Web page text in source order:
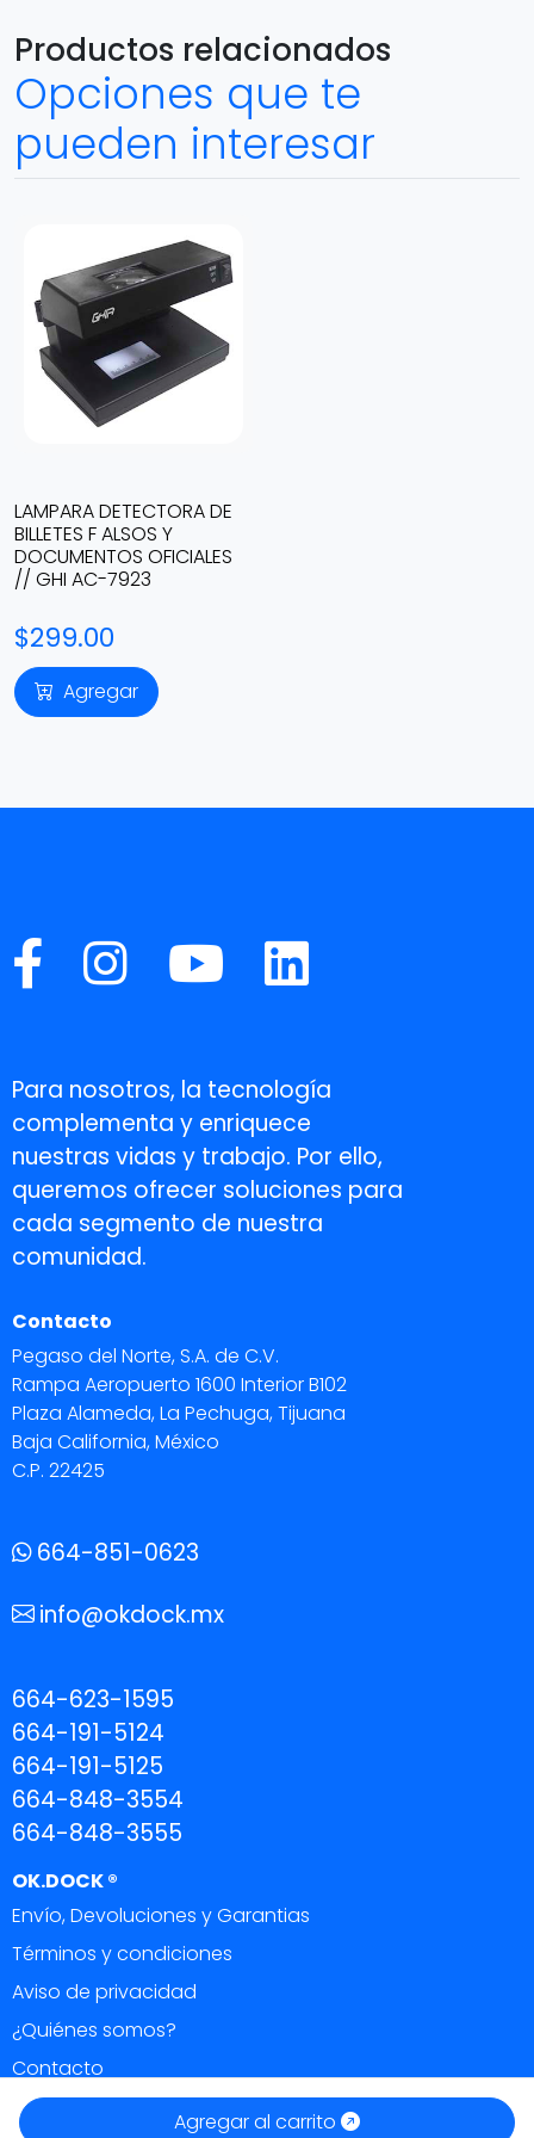
Agregar al carrito
Productos relacionados
Opciones que te
pueden interesar
LAMPARA DETECTORA DE
BILLETES F ALSOS Y
DOCUMENTOS OFICIALES
// GHI AC-7923
$299.00
Agregar
Para nosotros, la tecnología
complementa y enriquece
nuestras vidas y trabajo. Por ello,
queremos ofrecer soluciones para
cada segmento de nuestra
comunidad.
Contacto
Pegaso del Norte, S.A. de C.V.
Rampa Aeropuerto 1600 Interior B102
Plaza Alameda, La Pechuga, Tijuana
Baja California, México
C.P. 22425
664-851-0623
info@okdock.mx
664-623-1595
664-191-5124
664-191-5125
664-848-3554
664-848-3555
OK.DOCK ®
Envío, Devoluciones y Garantias
Términos y condiciones
Aviso de privacidad
¿Quiénes somos?
Contacto
Todos los derechos reservados 2026.